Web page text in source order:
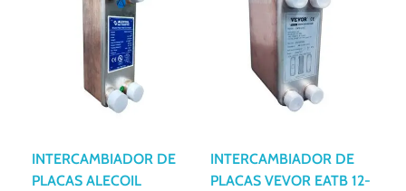
INTERCAMBIADOR DE
PLACAS ALECOIL
INTERCAMBIADOR DE
PLACAS VEVOR EATB 12-